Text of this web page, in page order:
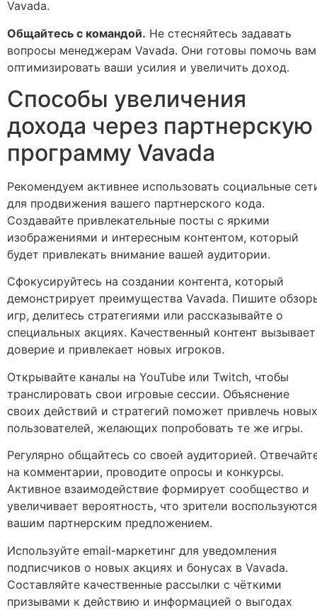
Vavada.
Общайтесь с командой. Не стесняйтесь задавать
вопросы менеджерам Vavada. Они готовы помочь вам
оптимизировать ваши усилия и увеличить доход.
Способы увеличения
дохода через партнерскую
программу Vavada
Рекомендуем активнее использовать социальные
для продвижения вашего партнерского кода.
Создавайте привлекательные посты с яркими
изображениями и интересным контентом, который
будет привлекать внимание вашей аудитории.
Сфокусируйтесь на создании контента, который
демонстрирует преимущества Vavada. Пишите
игр, делитесь стратегиями или рассказывайте о
специальных акциях. Качественный контент вызывает
доверие и привлекает новых игроков.
Открывайте каналы на YouTube или Twitch, чтобы
транслировать свои игровые сессии. Объяснение
своих действий и стратегий поможет привлечь новых
пользователей, желающих попробовать те же игры.
Регулярно общайтесь со своей аудиторией.
на комментарии, проводите опросы и конкурсы.
Активное взаимодействие формирует сообщество и
увеличивает вероятность, что зрители воспользуются
вашим партнерским предложением.
Используйте email-маркетинг для уведомления
подписчиков о новых акциях и бонусах в Vavada.
Составляйте качественные рассылки с чёткими
призывами к действию и информацией о выгодах